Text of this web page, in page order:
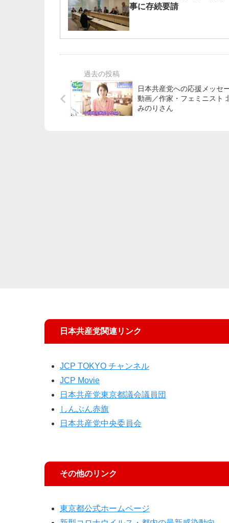
事に存続要請
日本共産党への応援メッセ
動画／作家・フェミニスト 北原
みのりさん
日本共産党関連リンク
JCP TOKYO チャンネル
JCP Movie
日本共産党東京都議会議員団
しんぶん赤旗
日本共産党中央委員会
その他のリンク
東京都公式ホームページ